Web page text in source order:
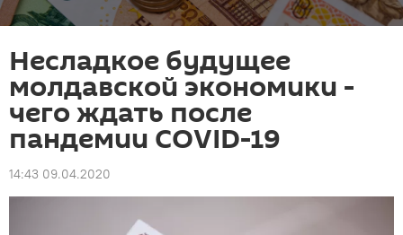
Несладкое будущее
молдавской экономики -
чего ждать после
пандемии COVID-19
14:43 09.04.2020